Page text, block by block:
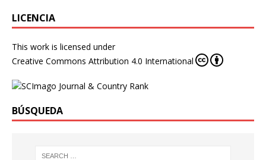
LICENCIA
This work is licensed under
Creative Commons Attribution 4.0 International
BÚSQUEDA